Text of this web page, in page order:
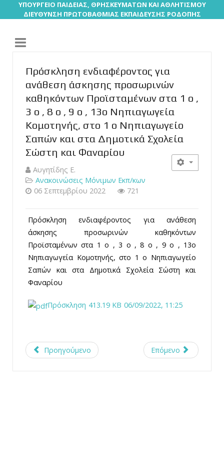
ΥΠΟΥΡΓΕΙΟ ΠΑΙΔΕΙΑΣ, ΘΡΗΣΚΕΥΜΑΤΩΝ ΚΑΙ ΑΘΛΗΤΙΣΜΟΥ
ΔΙΕΥΘΥΝΣΗ ΠΡΩΤΟΒΑΘΜΙΑΣ ΕΚΠΑΙΔΕΥΣΗΣ ΡΟΔΟΠΗΣ
Πρόσκληση ενδιαφέροντος για
ανάθεση άσκησης προσωρινών
καθηκόντων Προϊσταμένων στα 1 ο ,
3 ο , 8 ο , 9 ο , 13ο Νηπιαγωγεία
Κομοτηνής, στο 1 ο Νηπιαγωγείο
Σαπών και στα Δημοτικά Σχολεία
Σώστη και Φαναρίου
Αυγητίδης Ε.
Ανακοινώσεις Μόνιμων Εκπ/κων
06 Σεπτεμβρίου 2022
721
Πρόσκληση ενδιαφέροντος για ανάθεση
άσκησης προσωρινών καθηκόντων
Προϊσταμένων στα 1 ο , 3 ο , 8 ο , 9 ο , 13ο
Νηπιαγωγεία Κομοτηνής, στο 1 ο Νηπιαγωγείο
Σαπών και στα Δημοτικά Σχολεία Σώστη και
Φαναρίου
Πρόσκληση 413.19 KB 06/09/2022, 11:25
Προηγούμενο Επόμενο